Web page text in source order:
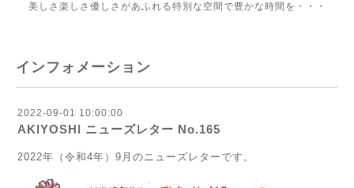
美しさ楽しさ優しさがあふれる特別な空間で豊かな時間を・・・
インフォメーション
2022-09-01 10:00:00
AKIYOSHI ニューズレター No.165
2022年（令和4年）9月のニューズレターです。